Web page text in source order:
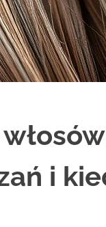
i